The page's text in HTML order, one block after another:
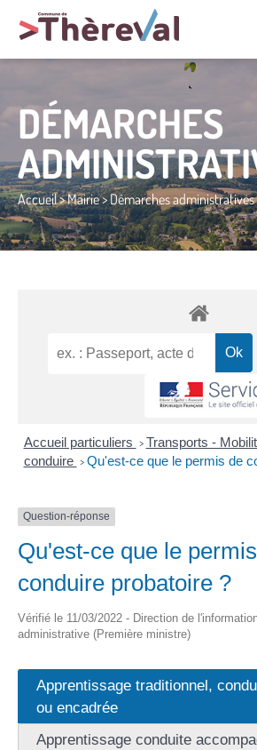
DÉMARCHES
Accueil>Mairie>Démarches administratives
Accueil particuliers > Transports -
conduire > Qu'est-ce que le permis de
Question-réponse
Qu'est-ce que le
conduire probatoire ?
Vérifié le 11/03/2022 - Direction de
administrative (Première ministre)
Apprentissage traditionnel,
ou encadrée
Apprentissage conduite